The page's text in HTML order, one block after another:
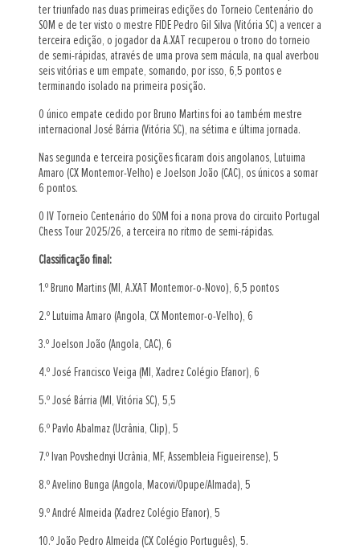
ter triunfado nas duas primeiras edições do Torneio Centenário do
SOM e de ter visto o mestre FIDE Pedro Gil Silva (Vitória SC) a vencer a
terceira edição, o jogador da A.XAT recuperou o trono do torneio
de semi-rápidas, através de uma prova sem mácula, na qual averbou
seis vitórias e um empate, somando, por isso, 6,5 pontos e
terminando isolado na primeira posição.
O único empate cedido por Bruno Martins foi ao também mestre
internacional José Bárria (Vitória SC), na sétima e última jornada.
Nas segunda e terceira posições ficaram dois angolanos, Lutuima
Amaro (CX Montemor-Velho) e Joelson João (CAC), os únicos a somar
6 pontos.
O IV Torneio Centenário do SOM foi a nona prova do circuito Portugal
Chess Tour 2025/26, a terceira no ritmo de semi-rápidas.
Classificação final:
1.º Bruno Martins (MI, A.XAT Montemor-o-Novo), 6,5 pontos
2.º Lutuima Amaro (Angola, CX Montemor-o-Velho), 6
3.º Joelson João (Angola, CAC), 6
4.º José Francisco Veiga (MI, Xadrez Colégio Efanor), 6
5.º José Bárria (MI, Vitória SC), 5,5
6.º Pavlo Abalmaz (Ucrânia, Clip), 5
7.º Ivan Povshednyi Ucrânia, MF, Assembleia Figueirense), 5
8.º Avelino Bunga (Angola, Macovi/Opupe/Almada), 5
9.º André Almeida (Xadrez Colégio Efanor), 5
10.º João Pedro Almeida (CX Colégio Português), 5.